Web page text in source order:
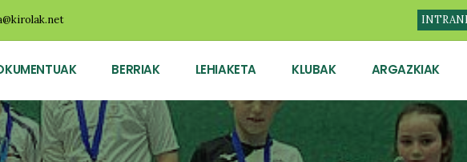
BERRIAK LEHIAKETA KLUBAK ARGAZKIAK